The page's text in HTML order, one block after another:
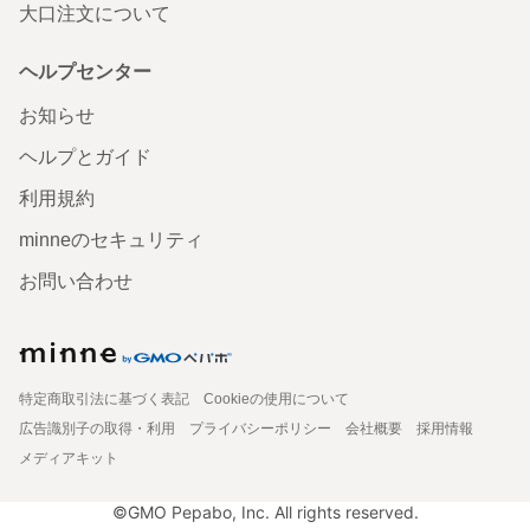
大口注文について
ヘルプセンター
お知らせ
ヘルプとガイド
利用規約
minneのセキュリティ
お問い合わせ
特定商取引法に基づく表記
Cookieの使用について
広告識別子の取得・利用
プライバシーポリシー 会社概要
採用情報
メディアキット
©GMO Pepabo, Inc. All rights reserved.